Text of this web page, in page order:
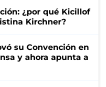
¿por qué Kicillof
Kirchner?
su Convención en
y ahora apunta a